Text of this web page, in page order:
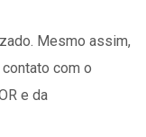
Mesmo assim,
com o
e da